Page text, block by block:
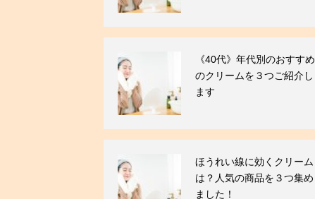
《40代》年代別のおすすめ
のクリームを３つご紹介し
ます
ほうれい線に効くクリーム
は？人気の商品を３つ集め
ました！